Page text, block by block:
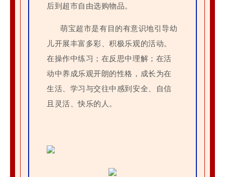
后到超市自由选购物品。
萌宝超市是有目的有意识地引导幼
儿开展丰富多彩、积极乐观的活动。
在操作中练习；在反思中理解；在活
动中养成乐观开朗的性格，成长为在
生活、学习与交往中感到安全、自信
且灵活、快乐的人。